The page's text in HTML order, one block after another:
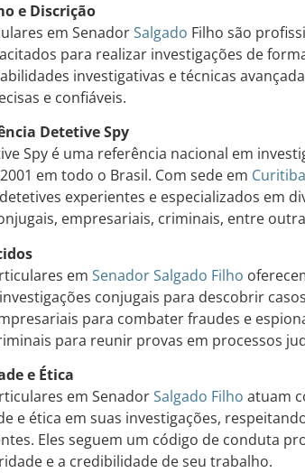
e Discrição
em SenadorSalgado Filho são
para realizar investigações de
investigativas e técnicas
e confiáveis.
Detetive Spy
Spy é uma referência nacional em
em todo o Brasil. Com sede em Curitiba
experientes e especializados em
empresariais, criminais, entre
em Senador Salgado Filho
conjugais para descobrir
para combater fraudes e
para reunir provas em processos
e Ética
em SenadorSalgado Filho atuam
e ética em suas investigações,
Eles seguem um código de conduta
e a credibilidade de seu trabalho.